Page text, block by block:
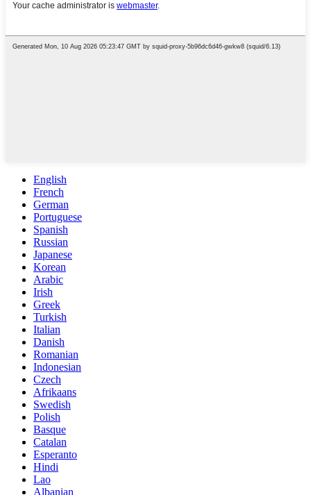
English
French
German
Portuguese
Spanish
Russian
Japanese
Korean
Arabic
Irish
Greek
Turkish
Italian
Danish
Romanian
Indonesian
Czech
Afrikaans
Swedish
Polish
Basque
Catalan
Esperanto
Hindi
Lao
Albanian